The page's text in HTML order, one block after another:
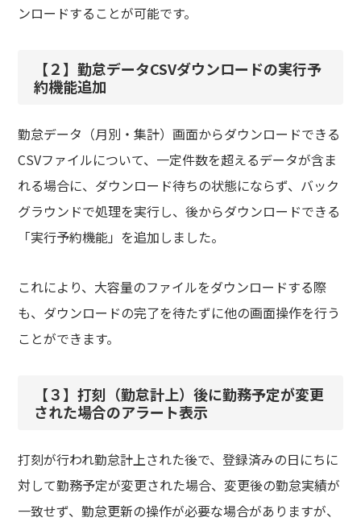
ンロードすることが可能です。
【２】勤怠データCSVダウンロードの実行予
約機能追加
勤怠データ（月別・集計）画面からダウンロードできる
CSVファイルについて、一定件数を超えるデータが含ま
れる場合に、ダウンロード待ちの状態にならず、バック
グラウンドで処理を実行し、後からダウンロードできる
「実行予約機能」を追加しました。
これにより、大容量のファイルをダウンロードする際
も、ダウンロードの完了を待たずに他の画面操作を行う
ことができます。
【３】打刻（勤怠計上）後に勤務予定が変更
された場合のアラート表示
打刻が行われ勤怠計上された後で、登録済みの日にちに
対して勤務予定が変更された場合、変更後の勤怠実績が
一致せず、勤怠更新の操作が必要な場合がありますが、